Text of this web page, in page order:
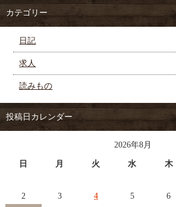
カテゴリー
日記
求人
読みもの
投稿日カレンダー
2026年8月
日 月 火 水 木
2
3 4 5 6